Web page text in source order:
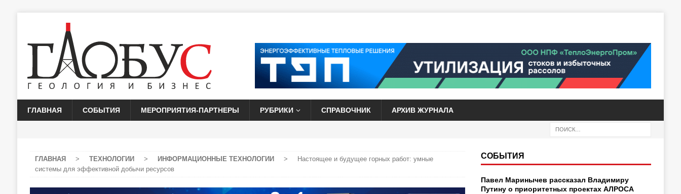
ГЛАВНАЯ СОБЫТИЯ МЕРОПРИЯТИЯ-ПАРТНЕРЫ РУБРИКИ СПРАВОЧНИК АРХИВ ЖУРНАЛА
ГЛАВНАЯ > ТЕХНОЛОГИИ > ИНФОРМАЦИОННЫЕ ТЕХНОЛОГИИ >
Настоящее и будущее горных работ: умные
системы для эффективной добычи ресурсов
СОБЫТИЯ
Павел Маринычев рассказал Владимиру
Путину о приоритетных проектах АЛРОСА